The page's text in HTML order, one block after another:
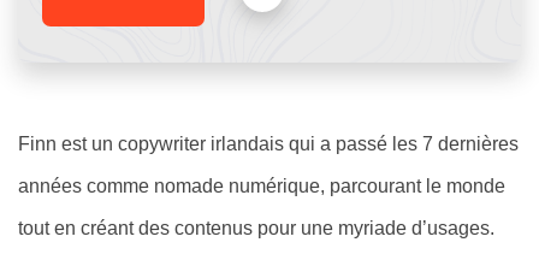
Finn est un copywriter irlandais qui a passé les 7 dernières
années comme nomade numérique, parcourant le monde
tout en créant des contenus pour une myriade d’usages.